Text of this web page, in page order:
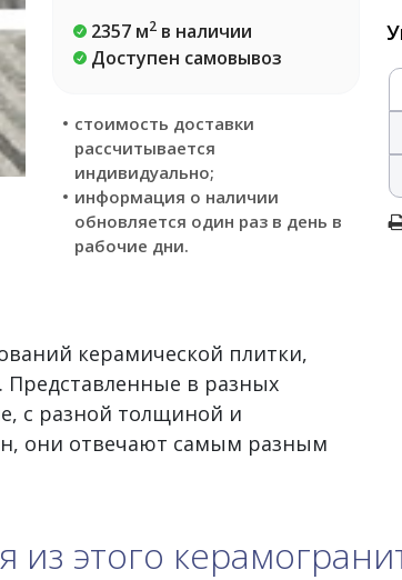
2357 м2в наличии
Доступен самовывоз
стоимость доставки
рассчитывается
индивидуально;
информация о наличии
обновляется один раз в день в
рабочие дни.
керамической плитки,
Представленные в разных
с разной толщиной и
они отвечают самым разным
из этого